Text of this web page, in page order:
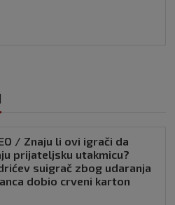
/ Znaju li ovi igrači da
prijateljsku utakmicu?
suigrač zbog udaranja
dobio crveni karton